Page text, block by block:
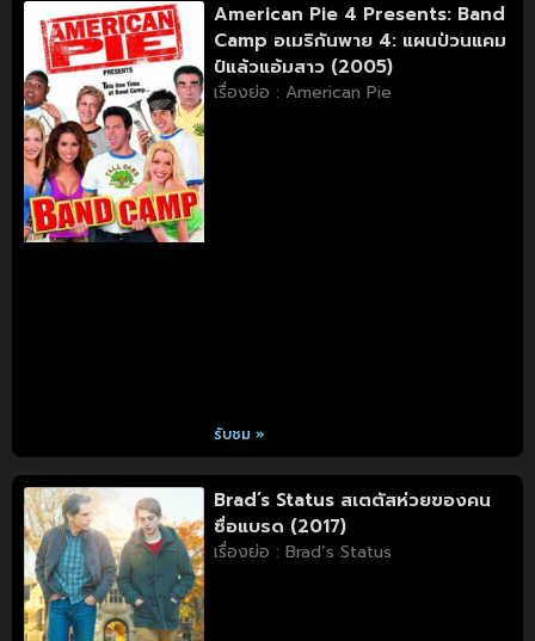
American Pie 4 Presents: Band
Camp อเมริกันพาย 4: แผนป่วนแคม
ป์แล้วแอ้มสาว (2005)
เรื่องย่อ : American Pie
รับชม »
Brad’s Status สเตตัสห่วยของคน
ชื่อแบรด (2017)
เรื่องย่อ : Brad’s Status